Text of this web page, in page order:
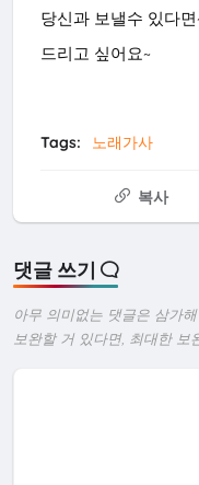
당신과 보낼수 있다
드리고 싶어요~
Tags: 노래가사
복사
댓글 쓰기
아무 의미없는 댓글은 삼가
보완할 거 있다면, 최대한 보